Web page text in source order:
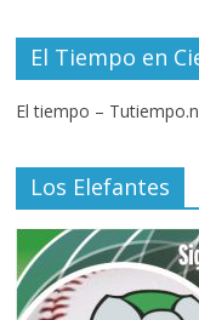
El Tiempo en
El tiempo –
Los Elefantes